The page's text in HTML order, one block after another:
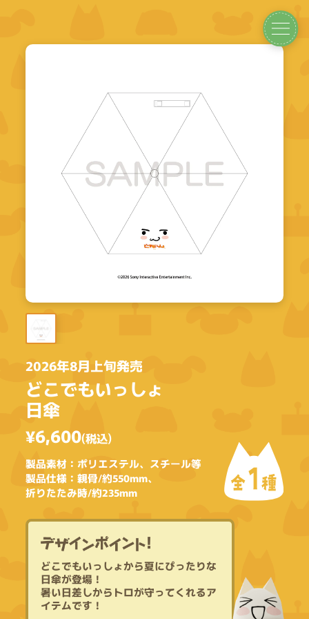
2026年8月上旬発売
どこでもいっしょ
日傘
¥6,600(税込)
製品素材：ポリエステル、スチール等
製品仕様：親骨/約550mm、
折りたたみ時/約235mm
全1 種
どこでもいっしょから夏にぴったりな
日傘が登場 ！
暑い日差しから トロが守ってくれるア
イテムです ！